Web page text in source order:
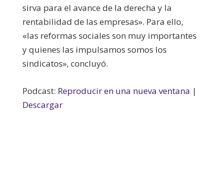
sirva para el avance de la derecha y la
rentabilidad de las empresas». Para ello,
«las reformas sociales son muy importantes
y quienes las impulsamos somos los
sindicatos», concluyó.
Podcast: Reproducir en una nueva ventana |
Descargar